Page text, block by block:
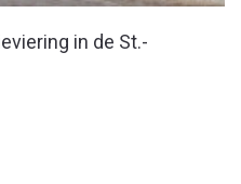
in de St.-